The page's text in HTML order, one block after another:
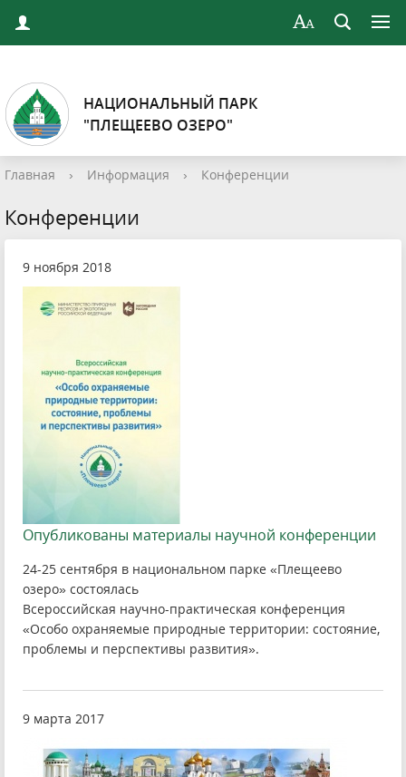
НАЦИОНАЛЬНЫЙ ПАРК
"ПЛЕЩЕЕВО ОЗЕРО"
Главная › Информация › Конференции
Конференции
9 ноября 2018
Опубликованы материалы научной конференции
24-25 сентября в национальном парке «Плещеево
озеро» состоялась
Всероссийская научно-практическая конференция
«Особо охраняемые природные территории: состояние,
проблемы и перспективы развития».
9 марта 2017